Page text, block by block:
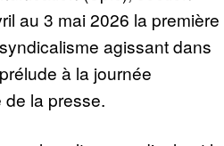
au 3 mai 2026 la première
agissant dans
à la journée
la presse.